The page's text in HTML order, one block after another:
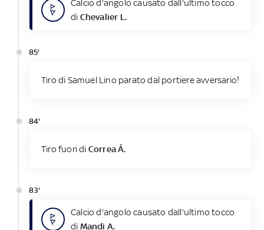
Calcio d'angolo causato dall'ultimo tocco
di Chevalier L.
85'
Tiro di Samuel Lino parato dal portiere avversario!
84'
Tiro fuori di Correa Á.
83'
Calcio d'angolo causato dall'ultimo tocco
di Mandi A.